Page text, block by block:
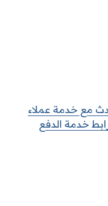
مع خدمة عملاء
خدمة الدفع